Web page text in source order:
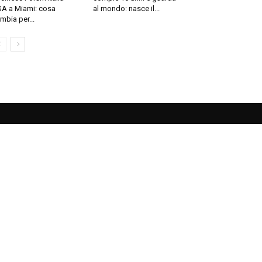
a Miami: cosa
per...
al mondo: nasce il...